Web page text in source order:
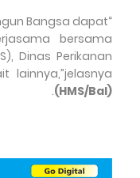
Bangsa dapat
bersama
Dinas Perikanan
lainnya,”jelasnya
(HMS/Bal)
.